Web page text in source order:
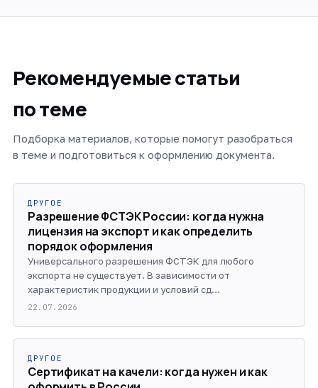
Рекомендуемые статьи
по теме
Подборка материалов, которые помогут разобраться
в теме и подготовиться к оформлению документа.
ДРУГОЕ
Разрешение ФСТЭК России: когда нужна
лицензия на экспорт и как определить
порядок оформления
Универсального разрешения ФСТЭК для любого
экспорта не существует. В зависимости от
характеристик продукции и условий сд…
22.07.2026
ДРУГОЕ
Сертификат на качели: когда нужен и как